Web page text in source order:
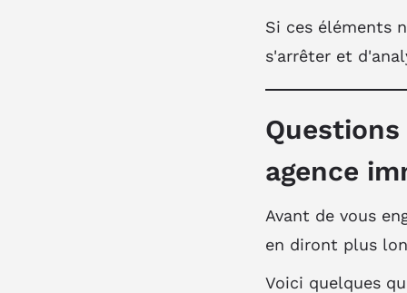
Si ces éléments
s'arrêter et
agence
Avant de vous
en diront plus
Voici quelques